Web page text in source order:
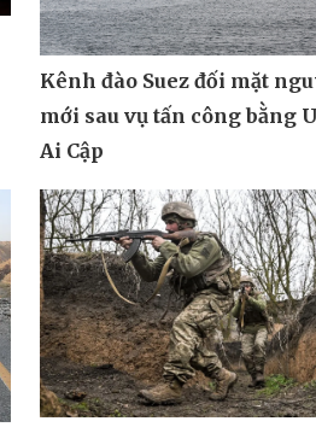
Kênh đào Suez đối mặt
mới sau vụ tấn công bằng
Ai Cập